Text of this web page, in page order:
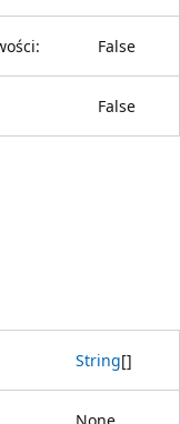
False
False
String[]
None